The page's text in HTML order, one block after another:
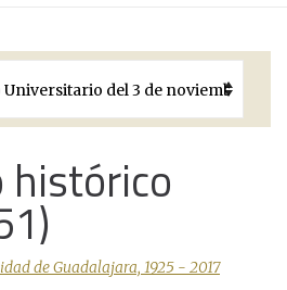
Históricos
Galería
institucionales
histórico
de Guadalajara, 1925 - 2017